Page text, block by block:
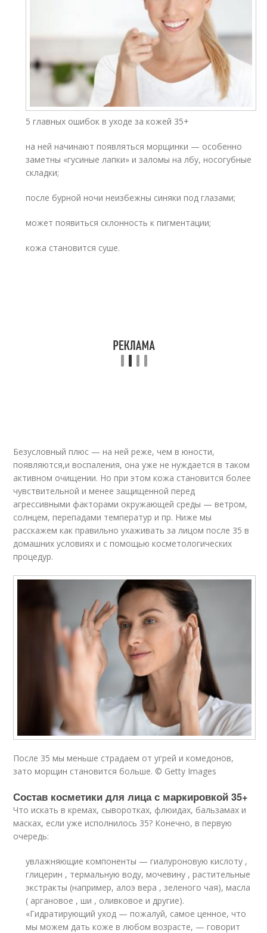
5 главных ошибок в уходе за кожей 35+
на ней начинают появляться морщинки — особенно
заметны «гусиные лапки» и заломы на лбу, носогубные
складки;
после бурной ночи неизбежны синяки под глазами;
может появиться склонность к пигментации;
кожа становится суше.
Безусловный плюс — на ней реже, чем в юности,
появляются,и воспаления, она уже не нуждается в таком
активном очищении. Но при этом кожа становится более
чувствительной и менее защищенной перед
агрессивными факторами окружающей среды — ветром,
солнцем, перепадами температур и пр. Ниже мы
расскажем как правильно ухаживать за лицом после 35 в
домашних условиях и с помощью косметологических
процедур.
После 35 мы меньше страдаем от угрей и комедонов,
зато морщин становится больше. © Getty Images
Состав косметики для лица с маркировкой 35+
Что искать в кремах, сыворотках, флюидах, бальзамах и
масках, если уже исполнилось 35? Конечно, в первую
очередь:
увлажняющие компоненты — гиалуроновую кислоту ,
глицерин , термальную воду, мочевину , растительные
экстракты (например, алоэ вера , зеленого чая), масла
( аргановое , ши , оливковое и другие).
«Гидратирующий уход — пожалуй, самое ценное, что
мы можем дать коже в любом возрасте, — говорит